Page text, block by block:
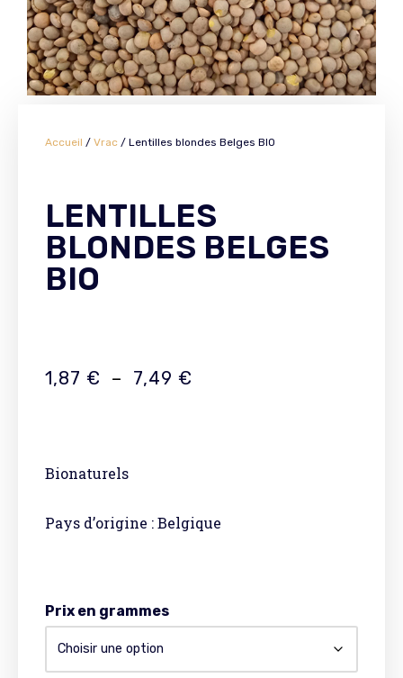
Accueil / Vrac / Lentilles blondes Belges BIO
LENTILLES
BLONDES BELGES
BIO
1,87 € – 7,49 €
Bionaturels
Pays d’origine : Belgique
Prix en grammes